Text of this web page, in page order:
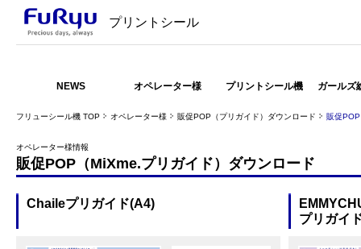
プリントシール
NEWS オペレーター様 プリントシール機 ガールズ
フリューシール機 TOP オペレーター様 販促POP（プリガイド）ダウンロード 販促
オペレーター様情報
販促POP（MiXme.プリガイド）ダウンロード
Chaileプリガイド(A4)
プリガイ